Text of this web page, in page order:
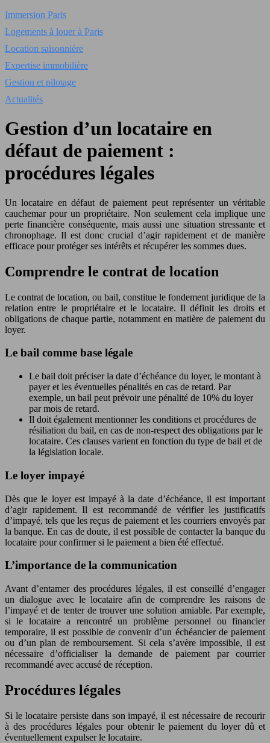
Immersion Paris
Logements à louer à Paris
Location saisonnière
Expertise immobilière
Gestion et pilotage
Actualités
Gestion d’un locataire en
défaut de paiement :
procédures légales
Un locataire en défaut de paiement peut représenter un véritable
cauchemar pour un propriétaire. Non seulement cela implique une
perte financière conséquente, mais aussi une situation stressante et
chronophage. Il est donc crucial d’agir rapidement et de manière
efficace pour protéger ses intérêts et récupérer les sommes dues.
Comprendre le contrat de location
Le contrat de location, ou bail, constitue le fondement juridique de la
relation entre le propriétaire et le locataire. Il définit les droits et
obligations de chaque partie, notamment en matière de paiement du
loyer.
Le bail comme base légale
Le bail doit préciser la date d’échéance du loyer, le montant à
payer et les éventuelles pénalités en cas de retard. Par
exemple, un bail peut prévoir une pénalité de 10% du loyer
par mois de retard.
Il doit également mentionner les conditions et procédures de
résiliation du bail, en cas de non-respect des obligations par le
locataire. Ces clauses varient en fonction du type de bail et de
la législation locale.
Le loyer impayé
Dès que le loyer est impayé à la date d’échéance, il est important
d’agir rapidement. Il est recommandé de vérifier les justificatifs
d’impayé, tels que les reçus de paiement et les courriers envoyés par
la banque. En cas de doute, il est possible de contacter la banque du
locataire pour confirmer si le paiement a bien été effectué.
L’importance de la communication
Avant d’entamer des procédures légales, il est conseillé d’engager
un dialogue avec le locataire afin de comprendre les raisons de
l’impayé et de tenter de trouver une solution amiable. Par exemple,
si le locataire a rencontré un problème personnel ou financier
temporaire, il est possible de convenir d’un échéancier de paiement
ou d’un plan de remboursement. Si cela s’avère impossible, il est
nécessaire d’officialiser la demande de paiement par courrier
recommandé avec accusé de réception.
Procédures légales
Si le locataire persiste dans son impayé, il est nécessaire de recourir
à des procédures légales pour obtenir le paiement du loyer dû et
éventuellement expulser le locataire.